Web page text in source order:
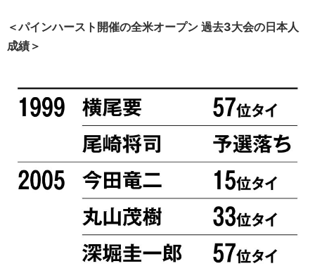
＜パインハースト開催の全米オープン 過去3大会の日本人
成績＞